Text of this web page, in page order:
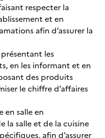
respecter la
et en
afin d’assurer la
les
en les informant et en
des produits
le chiffre d’affaires
en salle en
la salle et de la cuisine
afin d’assurer